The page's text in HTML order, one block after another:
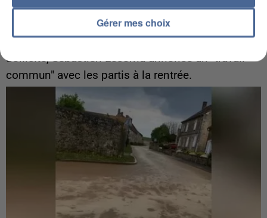
Gabriel Attal et Raphaël Glucksmann visés par des
Sollicité, Sébastien Lecornu annonce un "travail
commun" avec les partis à la rentrée.
Gérer mes choix